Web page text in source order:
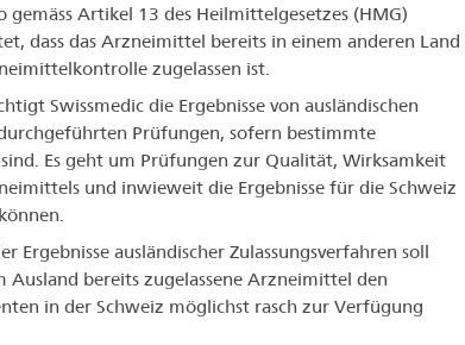
gemäss Artikel 13 des Heilmittelgesetzes (HMG)
dass das Arzneimittel bereits in einem anderen Land
zugelassen ist.
Swissmedic die Ergebnisse von ausländischen
Prüfungen, sofern bestimmte
Es geht um Prüfungen zur Qualität, Wirksamkeit
und inwieweit die Ergebnisse für die Schweiz
Ergebnisse ausländischer Zulassungsverfahren soll
Ausland bereits zugelassene Arzneimittel den
in der Schweiz möglichst rasch zur Verfügung